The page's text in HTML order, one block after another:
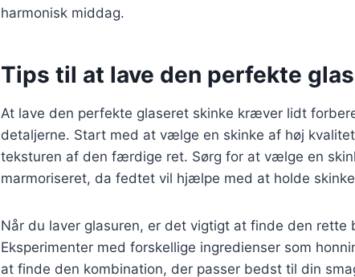
harmonisk middag.
Tips til at lave den perfekte
At lave den perfekte glaseret skinke kræver lidt
detaljerne. Start med at vælge en skinke af høj
teksturen af den færdige ret. Sørg for at vælge en
marmoriseret, da fedtet vil hjælpe med at holde
Når du laver glasuren, er det vigtigt at finde den rette
Eksperimenter med forskellige ingredienser som
at finde den kombination, der passer bedst til din